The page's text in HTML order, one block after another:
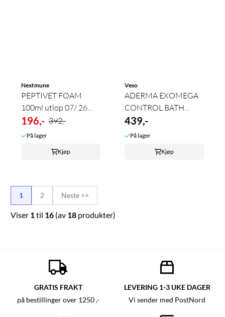
Nextmune
PEPTIVET FOAM
100ml utløp 07/ 26
-50%
196,- 392,-
På lager
Kjøp
Veso
ADERMA EXOMEGA
CONTROL BATH
250ml
439,-
På lager
Kjøp
1 2 Neste >>
Viser 1til 16 (av 18 produkter)
GRATIS FRAKT
på bestillinger over 1250 ,-
LEVERING 1-3 UKE DAGER
Vi sender med PostNord